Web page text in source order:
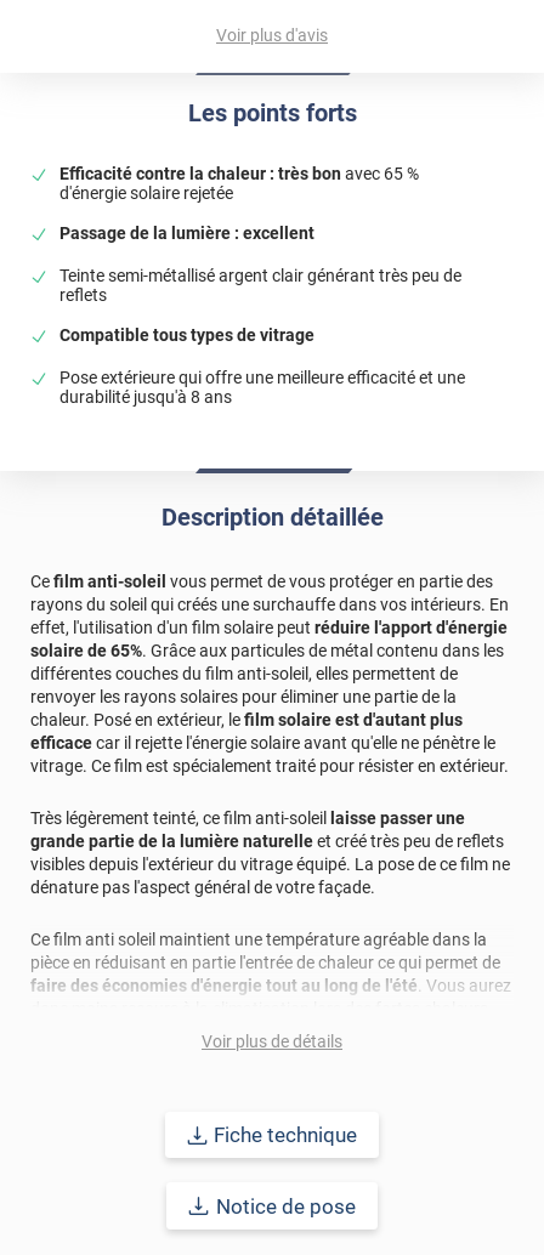
Les points forts
Efficacité contre la chaleur : très bonavec 65 %
d'énergie solaire rejetée
Passage de la lumière : excellent
Teinte semi-métallisé argent clair générant très peu de
reflets
Compatible tous types de vitrage
Pose extérieure qui offre une meilleure efficacité et une
durabilité jusqu'à 8 ans
Bonne protection contre la chaleur, laisse bien passer la
Il y a 1856 jours
*****
Il y a 2086 jours
Je suis tres content du produit mais il n'est pas si facile à
Bien posé, A tester dans le temps.
*****Il y a 434 jours
Un peu plus difficile à poser. Il reste des bulles d'air et une
Plus difficile à poser
Bonjour, Nous mettons tout en œuvre pour faciliter au
maximum la pose de nos films avec notamment des
tutos vidéos et PDF que vous retrouverez directement
sur notre site internet. En cas de difficultés
supplémentaires, je vous invite également à contacter
directement notre service commercial pour plus de
renseignements à ce propos. Cordialement, l'Equipe
*****Il y a 2232 jours
Impossible d'évaluer, je n'arrive pas à différencier les
articles dans le carton.
Voir plus d'avis
Description détaillée
Cefilm anti-soleil vous permet de vous protéger en partie des
rayons du soleil qui créés une surchauffe dans vos intérieurs. En
effet, l'utilisation d'un film solaire peut réduire l'apport d'énergie
solaire de 65%. Grâce aux particules de métal contenu dans les
différentes couches du film anti-soleil, elles permettent de
renvoyer les rayons solaires pour éliminer une partie de la
chaleur. Posé en extérieur, lefilm solaire est d'autant plus
efficacecar il rejette l'énergie solaire avant qu'elle ne pénètre le
vitrage. Ce film est spécialement traité pour résister en extérieur.
Très légèrement teinté, ce film anti-soleil
laisse passer une
grande partie de la lumière naturelleet créé très peu de reflets
visibles depuis l'extérieur du vitrage équipé. La pose de ce film ne
dénature pas l'aspect général de votre façade.
Ce film anti soleil maintient une température agréable dans la
pièce en réduisant en partie l'entrée de chaleur ce qui permet de
faire des économies d'énergie tout au long de l'été . Vous aurez
Efficace contre l'éblouissement
, le film anti soleil permet de le
élimine également les UV A et B nocifs
vitrages améliorés. La pose de film anti soleil est
vérandas
Voir plus de détails
Fiche technique
Notice de pose